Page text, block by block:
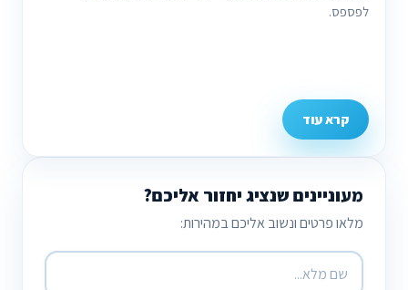
לפספס.
קרא עוד
מעוניינים שנציג יחזור אליכם?
מלאו פרטים ונשוב אליכם במהירות: